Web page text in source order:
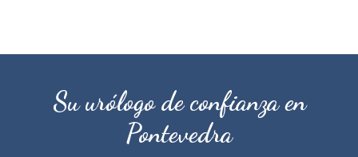
Su urólogo de confianza en
Pontevedra